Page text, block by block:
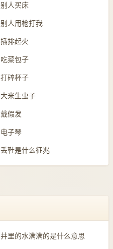
别人买床
别人用枪打我
插排起火
吃菜包子
打碎杯子
大米生虫子
戴假发
电子琴
丢鞋是什么征兆
井里的水满满的是什么意思